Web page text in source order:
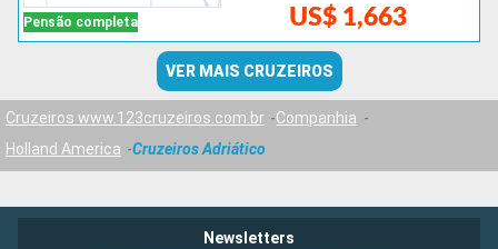
Pensão completa US$ 1,663
VER MAIS CRUZEIROS
Cruzeiros www.123cruzeiros.com.br
Companhia
Holland America
Cruzeiros Adriático
Newsletters